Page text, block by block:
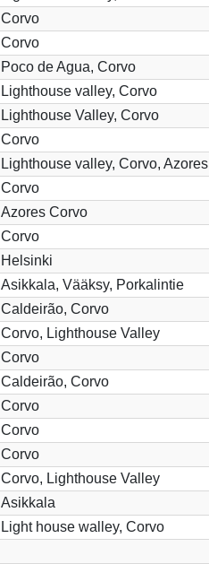
Corvo
Corvo
Poco de Agua, Corvo
Lighthouse valley, Corvo
Lighthouse Valley, Corvo
Corvo
Lighthouse valley, Corvo, Azores
Corvo
Azores Corvo
Corvo
Helsinki
Asikkala, Vääksy, Porkalintie
Caldeirão, Corvo
Corvo, Lighthouse Valley
Corvo
Caldeirão, Corvo
Corvo
Corvo
Corvo
Corvo, Lighthouse Valley
Asikkala
Light house walley, Corvo